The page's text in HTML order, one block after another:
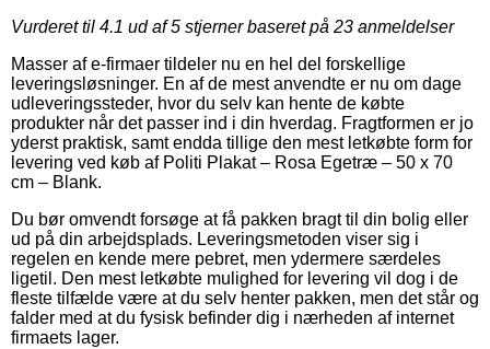
Vurderet til 4.1 ud af 5 stjerner baseret på 23 anmeldelser
Masser af e-firmaer tildeler nu en hel del forskellige
leveringsløsninger. En af de mest anvendte er nu om dage
udleveringssteder, hvor du selv kan hente de købte
produkter når det passer ind i din hverdag. Fragtformen er jo
yderst praktisk, samt endda tillige den mest letkøbte form for
levering ved køb af Politi Plakat – Rosa Egetræ – 50 x 70
cm – Blank.
Du bør omvendt forsøge at få pakken bragt til din bolig eller
ud på din arbejdsplads. Leveringsmetoden viser sig i
regelen en kende mere pebret, men ydermere særdeles
ligetil. Den mest letkøbte mulighed for levering vil dog i de
fleste tilfælde være at du selv henter pakken, men det står og
falder med at du fysisk befinder dig i nærheden af internet
firmaets lager.